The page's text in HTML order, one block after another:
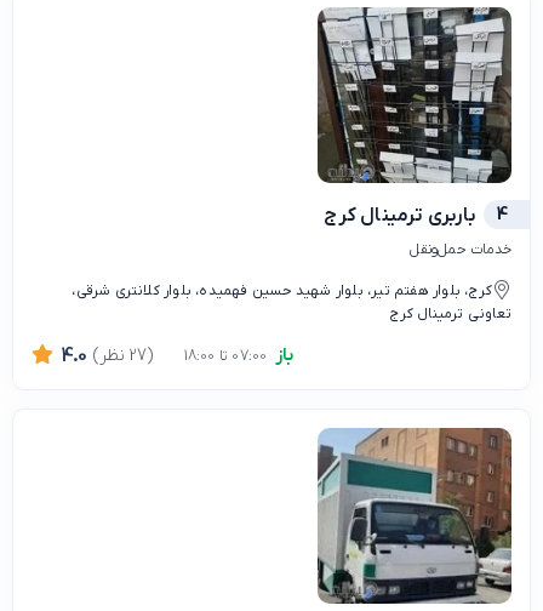
4 باربری ترمینال کرج
خدمات حمل‌ونقل
کرج، بلوار هفتم تیر، بلوار شهید حسین فهمیده، بلوار کلانتری شرقی،
تعاونی ترمینال کرج
باز 4.0 (27 نظر)